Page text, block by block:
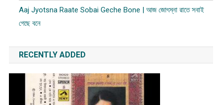
Aaj Jyotsna Raate Sobai Geche Bone | আজ জোৎস্না রাতে সবাই
গেছে বনে
RECENTLY ADDED